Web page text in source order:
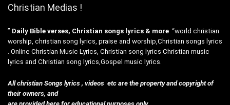
Christian Medias !
” Daily Bible verses, Christian songs lyrics & more “world christian
worship, christian song lyrics, praise and worship,Christian songs lyrics
. Online Christian Music Lyrics, Christian song lyrics Christian music
lyrics and Christian song lyrics,Gospel music lyrics.
All christian Songs lyrics , videos etc are the property and copyright of
their owners, and